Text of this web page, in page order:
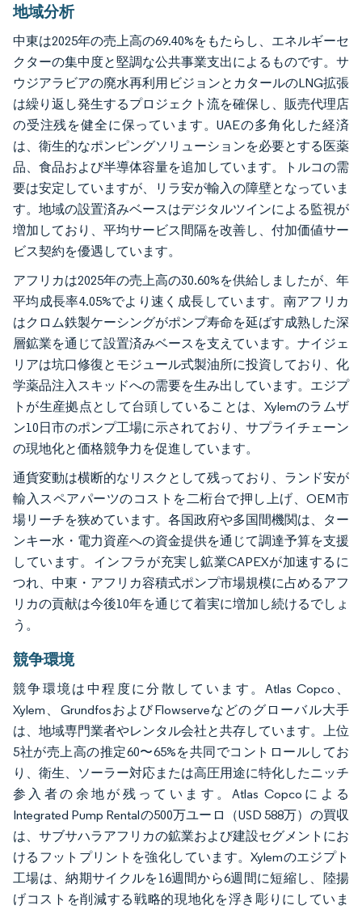
地域分析
中東は2025年の売上高の69.40%をもたらし、エネルギーセ
クターの集中度と堅調な公共事業支出によるものです。サ
ウジアラビアの廃水再利用ビジョンとカタールのLNG拡張
は繰り返し発生するプロジェクト流を確保し、販売代理店
の受注残を健全に保っています。UAEの多角化した経済
は、衛生的なポンピングソリューションを必要とする医薬
品、食品および半導体容量を追加しています。トルコの需
要は安定していますが、リラ安が輸入の障壁となっていま
す。地域の設置済みベースはデジタルツインによる監視が
増加しており、平均サービス間隔を改善し、付加価値サー
ビス契約を優遇しています。
アフリカは2025年の売上高の30.60%を供給しましたが、年
平均成長率4.05%でより速く成長しています。南アフリカ
はクロム鉄製ケーシングがポンプ寿命を延ばす成熟した深
層鉱業を通じて設置済みベースを支えています。ナイジェ
リアは坑口修復とモジュール式製油所に投資しており、化
学薬品注入スキッドへの需要を生み出しています。エジプ
トが生産拠点として台頭していることは、Xylemのラムザ
ン10日市のポンプ工場に示されており、サプライチェーン
の現地化と価格競争力を促進しています。
通貨変動は横断的なリスクとして残っており、ランド安が
輸入スペアパーツのコストを二桁台で押し上げ、OEM市
場リーチを狭めています。各国政府や多国間機関は、ター
ンキー水・電力資産への資金提供を通じて調達予算を支援
しています。インフラが充実し鉱業CAPEXが加速するに
つれ、中東・アフリカ容積式ポンプ市場規模に占めるアフ
リカの貢献は今後10年を通じて着実に増加し続けるでしょ
う。
競争環境
競争環境は中程度に分散しています。Atlas Copco、
Xylem、GrundfosおよびFlowserveなどのグローバル大手
は、地域専門業者やレンタル会社と共存しています。上位
5社が売上高の推定60〜65%を共同でコントロールしてお
り、衛生、ソーラー対応または高圧用途に特化したニッチ
参入者の余地が残っています。Atlas Copcoによる
Integrated Pump Rentalの500万ユーロ（USD 588万）の買収
は、サブサハラアフリカの鉱業および建設セグメントにお
けるフットプリントを強化しています。Xylemのエジプト
工場は、納期サイクルを16週間から6週間に短縮し、陸揚
げコストを削減する戦略的現地化を浮き彫りにしていま